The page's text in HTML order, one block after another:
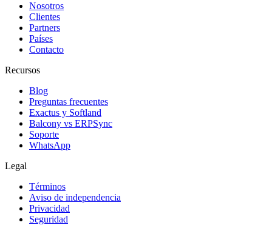
Nosotros
Clientes
Partners
Países
Contacto
Recursos
Blog
Preguntas frecuentes
Exactus y Softland
Balcony vs ERPSync
Soporte
WhatsApp
Legal
Términos
Aviso de independencia
Privacidad
Seguridad